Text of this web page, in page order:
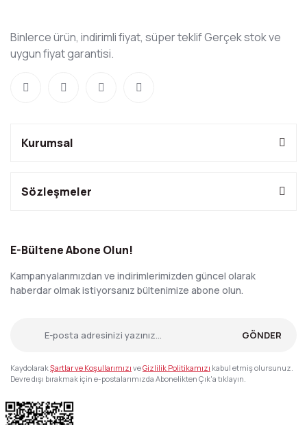
Binlerce ürün, indirimli fiyat, süper teklif Gerçek stok ve
uygun fiyat garantisi.
Kurumsal
Sözleşmeler
E-Bültene Abone Olun!
Kampanyalarımızdan ve indirimlerimizden güncel olarak
haberdar olmak istiyorsanız bültenimize abone olun.
GÖNDER
KaydolarakŞartlar ve Koşullarımızı veGizlilik Politikamızı kabul etmiş olursunuz.
Devre dışı bırakmak için e-postalarımızda Abonelikten Çık'a tıklayın.